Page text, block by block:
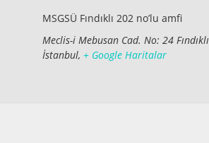
MSGSÜ Fındıklı 202 no’lu amfi
Meclis-i Mebusan Cad. No: 24 Fındıklı
İstanbul, + Google Haritalar